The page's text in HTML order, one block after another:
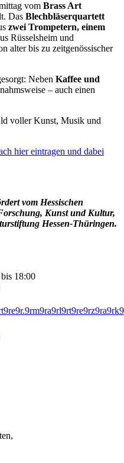
vom Brass Art
Das Blechbläserquartett
zwei Trompetern, einem
Rüsselsheim und
alter bis zu zeitgenössischer
Neben Kaffee und
– auch einen
voller Kunst, Musik und
hier eintragen und dabei
vom Hessischen
Kunst und Kultur,
Hessen-Thüringen.
18:00
t9re9r.9rm9ra9rl9rt9re9rz9ra9rk9